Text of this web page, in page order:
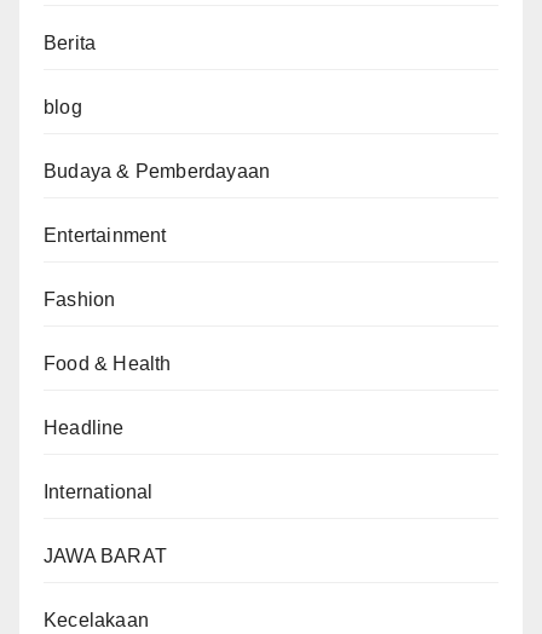
Berita
blog
Budaya & Pemberdayaan
Entertainment
Fashion
Food & Health
Headline
International
JAWA BARAT
Kecelakaan